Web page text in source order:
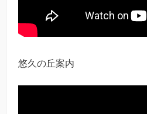
悠久の丘案内